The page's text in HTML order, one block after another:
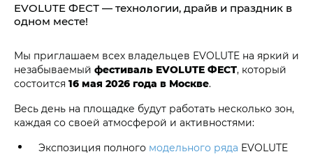
EVOLUTE ФЕСТ — технологии, драйв и праздник в
одном месте!
Мы приглашаем всех владельцев EVOLUTE на яркий и
незабываемый фестиваль EVOLUTE ФЕСТ, который
состоится 16 мая 2026 года в Москве.
Весь день на площадке будут работать несколько зон,
каждая со своей атмосферой и активностями:
Экспозиция полного модельного ряда EVOLUTE